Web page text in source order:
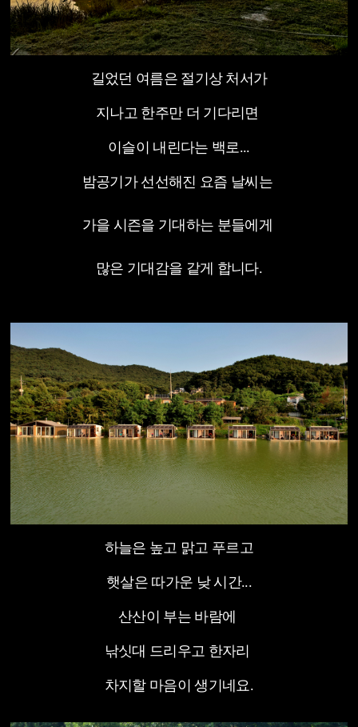
길었던 여름은 절기상 처서가
지나고 한주만 더 기다리면
이슬이 내린다는 백로...
밤공기가 선선해진 요즘 날씨는
가을 시즌을 기대하는 분들에게
많은 기대감을 같게 합니다.
하늘은 높고 맑고 푸르고
햇살은 따가운 낮 시간...
산산이 부는 바람에
낚싯대 드리우고 한자리
차지할 마음이 생기네요.